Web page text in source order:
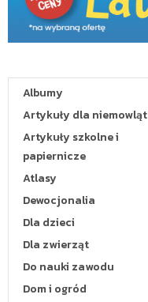
Albumy
Artykuły dla niemowląt
Artykuły szkolne i
papiernicze
Atlasy
Dewocjonalia
Dla dzieci
Dla zwierząt
Do nauki zawodu
Dom i ogród